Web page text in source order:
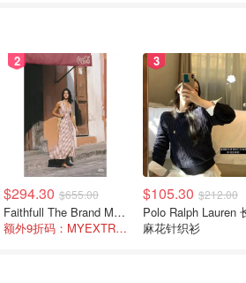
2
$294.30 $655.00
Faithfull The Brand Marais 格纹亚麻吊带中长连衣裙
额外9折码：MYEXTRA10
3
$105.30 $212.00
Polo Ralph Lauren 长袖
麻花针织衫